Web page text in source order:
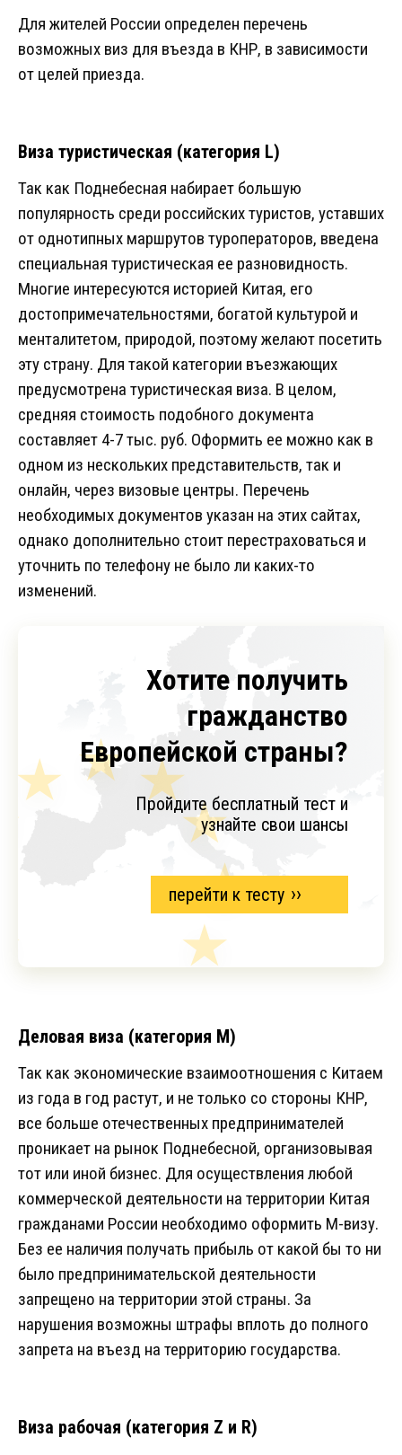
Для жителей России определен перечень
возможных виз для въезда в КНР, в зависимости
от целей приезда.
Виза туристическая (категория L)
Так как Поднебесная набирает большую
популярность среди российских туристов, уставших
от однотипных маршрутов туроператоров, введена
специальная туристическая ее разновидность.
Многие интересуются историей Китая, его
достопримечательностями, богатой культурой и
менталитетом, природой, поэтому желают посетить
эту страну. Для такой категории въезжающих
предусмотрена туристическая виза. В целом,
средняя стоимость подобного документа
составляет 4-7 тыс. руб. Оформить ее можно как в
одном из нескольких представительств, так и
онлайн, через визовые центры. Перечень
необходимых документов указан на этих сайтах,
однако дополнительно стоит перестраховаться и
уточнить по телефону не было ли каких-то
изменений.
Хотите получить
гражданство
Европейской страны?
Пройдите бесплатный тест и
узнайте свои шансы
перейти к тесту
Деловая виза (категория М)
Так как экономические взаимоотношения с Китаем
из года в год растут, и не только со стороны КНР,
все больше отечественных предпринимателей
проникает на рынок Поднебесной, организовывая
тот или иной бизнес. Для осуществления любой
коммерческой деятельности на территории Китая
гражданами России необходимо оформить М-визу.
Без ее наличия получать прибыль от какой бы то ни
было предпринимательской деятельности
запрещено на территории этой страны. За
нарушения возможны штрафы вплоть до полного
запрета на въезд на территорию государства.
Виза рабочая (категория Z и R)